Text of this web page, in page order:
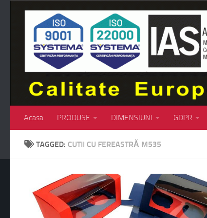
Skip to content
Acasa PRODUSE DIMENSIUNI GDPR
TAGGED: CUTII CU FEREASTRĂ M535